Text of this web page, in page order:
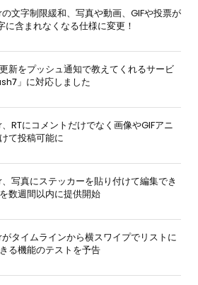
文字制限緩和、写真や動画、GIFや投票が
に含まれなくなる仕様に変更！
新をプッシュ通知で教えてくれるサービ
」に対応しました
RTにコメントだけでなく画像やGIFアニ
て投稿可能に
写真にステッカーを貼り付けて編集でき
数週間以内に提供開始
タイムラインから横スワイプでリストに
る機能のテストを予告